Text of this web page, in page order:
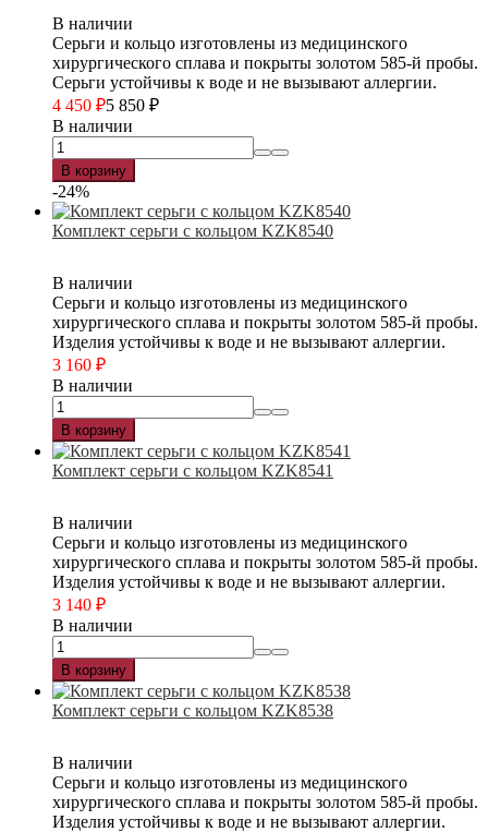
В наличии
Серьги и кольцо изготовлены из медицинского
хирургического сплава и покрыты золотом 585-й пробы.
Серьги устойчивы к воде и не вызывают аллергии.
4 450 ₽5 850 ₽
В наличии
В корзину
-24%
Комплект серьги с кольцом KZK8540
В наличии
Серьги и кольцо изготовлены из медицинского
хирургического сплава и покрыты золотом 585-й пробы.
Изделия устойчивы к воде и не вызывают аллергии.
3 160 ₽
В наличии
В корзину
Комплект серьги с кольцом KZK8541
В наличии
Серьги и кольцо изготовлены из медицинского
хирургического сплава и покрыты золотом 585-й пробы.
Изделия устойчивы к воде и не вызывают аллергии.
3 140 ₽
В наличии
В корзину
Комплект серьги с кольцом KZK8538
В наличии
Серьги и кольцо изготовлены из медицинского
хирургического сплава и покрыты золотом 585-й пробы.
Изделия устойчивы к воде и не вызывают аллергии.